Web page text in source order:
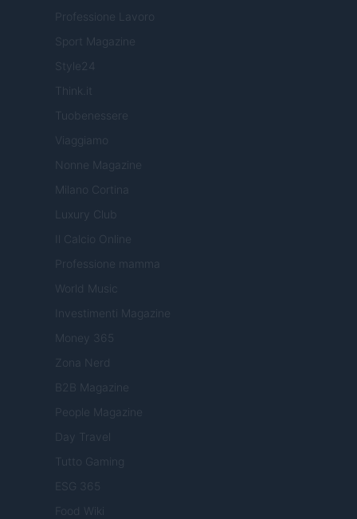
Professione Lavoro
Sport Magazine
Style24
Think.it
Tuobenessere
Viaggiamo
Nonne Magazine
Milano Cortina
Luxury Club
Il Calcio Online
Professione mamma
World Music
Investimenti Magazine
Money 365
Zona Nerd
B2B Magazine
People Magazine
Day Travel
Tutto Gaming
ESG 365
Food Wiki